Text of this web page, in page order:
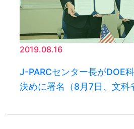
2019.08.16
J-PARCセンター長がDOE
決めに署名（8月7日、文科